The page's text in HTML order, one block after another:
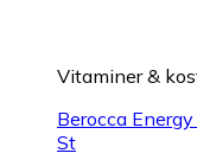
Vitaminer &
Berocca
St